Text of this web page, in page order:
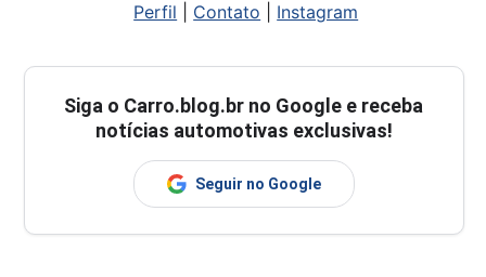
Perfil Contato Instagram
Siga o Carro.blog.br no Google e receba
notícias automotivas exclusivas!
Seguir no Google